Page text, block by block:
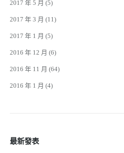
2017 年 5 月 (5)
2017 年 3 月 (11)
2017 年 1 月 (5)
2016 年 12 月 (6)
2016 年 11 月 (64)
2016 年 1 月 (4)
最新發表